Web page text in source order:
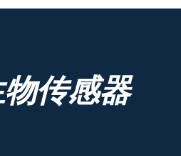
传感器